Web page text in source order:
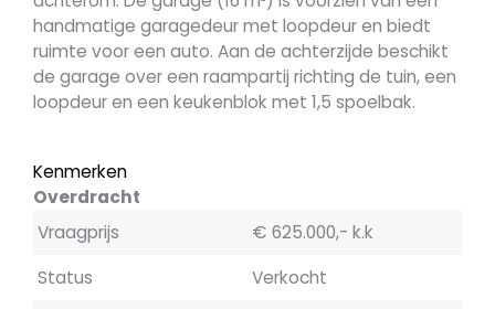
handmatige garagedeur met loopdeur en biedt
ruimte voor een auto. Aan de achterzijde beschikt
de garage over een raampartij richting de tuin, een
loopdeur en een keukenblok met 1,5 spoelbak.
Kenmerken
Overdracht
Vraagprijs
€ 625.000,- k.k
Status
Verkocht